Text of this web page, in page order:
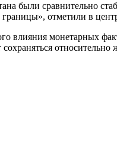
были сравнительно
отметили в
влияния монетарных